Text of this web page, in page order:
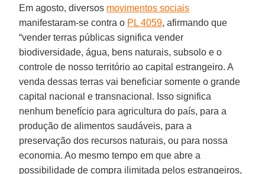
Em agosto, diversos movimentos sociais
manifestaram-se contra o PL 4059, afirmando que
“vender terras públicas significa vender
biodiversidade, água, bens naturais, subsolo e o
controle de nosso território ao capital estrangeiro. A
venda dessas terras vai beneficiar somente o grande
capital nacional e transnacional. Isso significa
nenhum benefício para agricultura do país, para a
produção de alimentos saudáveis, para a
preservação dos recursos naturais, ou para nossa
economia. Ao mesmo tempo em que abre a
possibilidade de compra ilimitada pelos estrangeiros,